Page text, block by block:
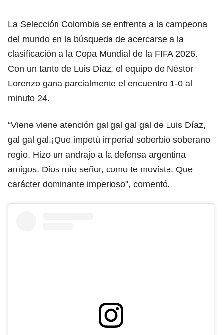
La Selección Colombia se enfrenta a la campeona
del mundo en la búsqueda de acercarse a la
clasificación a la Copa Mundial de la FIFA 2026.
Con un tanto de Luis Díaz, el equipo de Néstor
Lorenzo gana parcialmente el encuentro 1-0 al
minuto 24.
“Viene viene atención gal gal gal gal de Luis Díaz,
gal gal gal.¡Que impetú imperial soberbio soberano
regio. Hizo un andrajo a la defensa argentina
amigos. Dios mío señor, como te moviste. Que
carácter dominante imperioso", comentó.